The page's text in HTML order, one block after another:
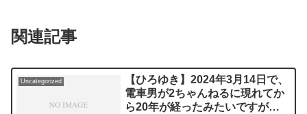
関連記事
Uncategorized
【ひろゆき】2024年3月14日で、
電車男が2ちゃんねるに現れてか
ら20年が経ったみたいですが、